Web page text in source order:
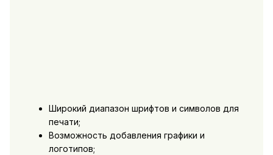
Широкий диапазон шрифтов и символов для
печати;
Возможность добавления графики и
логотипов;